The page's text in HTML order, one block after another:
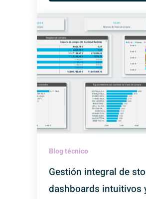
Blog técnico
Gestión integral de
dashboards intuitivos